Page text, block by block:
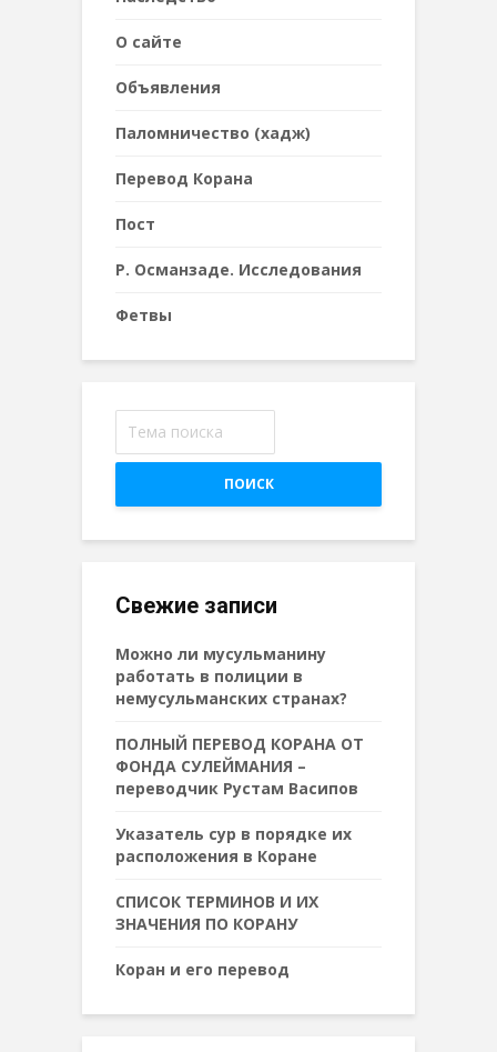
О сайте
Объявления
Паломничество (хадж)
Перевод Корана
Пост
Р. Османзаде. Исследования
Фетвы
ПОИСК
Свежие записи
Можно ли мусульманину
работать в полиции в
немусульманских странах?
ПОЛНЫЙ ПЕРЕВОД КОРАНА ОТ
ФОНДА СУЛЕЙМАНИЯ –
переводчик Рустам Васипов
Указатель сур в порядке их
расположения в Коране
СПИСОК ТЕРМИНОВ И ИХ
ЗНАЧЕНИЯ ПО КОРАНУ
Коран и его перевод